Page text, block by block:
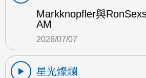
Markknopfler與
AM
2026/07/07
星光燦爛